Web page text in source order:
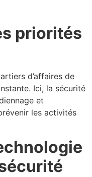
priorités
d’affaires de
Ici, la sécurité
et
les activités